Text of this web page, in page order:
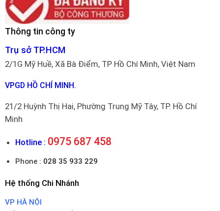
Thông tin công ty
Trụ sở TP.HCM
2/1G Mỹ Huề, Xã Bà Điểm, TP Hồ Chí Minh, Việt Nam
VPGD HỒ CHÍ MINH.
21/2 Huỳnh Thị Hai, Phường Trung Mỹ Tây, TP. Hồ Chí
Minh
Hotline : 0975 687 458
Phone : 028 35 933 229
Hệ thống Chi Nhánh
VP HÀ NỘI